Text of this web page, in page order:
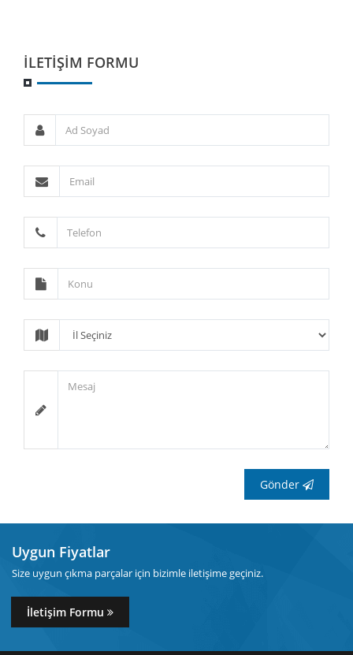
İLETIŞIM FORMU
Gönder
Uygun Fiyatlar
Size uygun çıkma parçalar için bizimle iletişime geçiniz.
İletişim Formu